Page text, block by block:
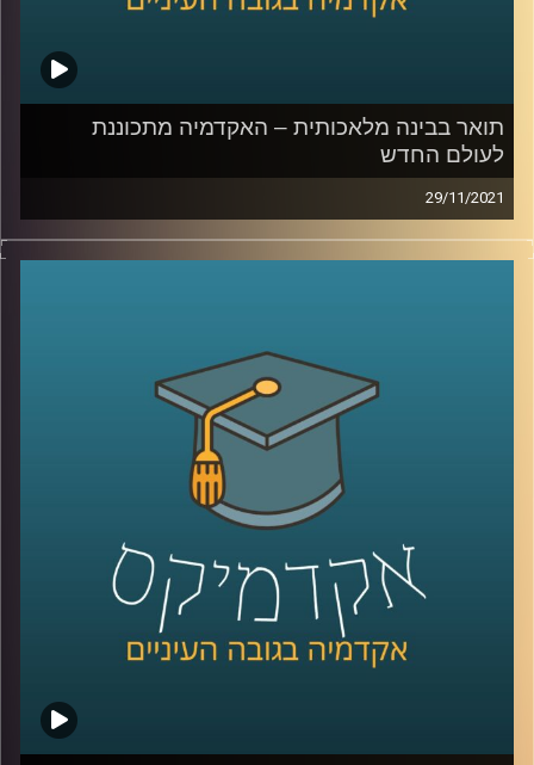
קרדיט תמונות: AudioVersity
תואר בבינה מלאכותית – האקדמיה מתכוננת
לעולם החדש
29/11/2021
לאחרונה נפתחה באוניברסיטת רייכמן האפשרות ללמוד תואר
שני שעוסק במדעי הנתונים ולמידה חישובית (נקרא לעיתים גם
בפרק זה התארח פרופ' אריאל (אריק) שמיר, הדיקן היוצא של
בית הספר אפי ארזי למדעי המחשב. יחד שוחחנו, בגובה
העיינים, על מקצועות העולם החדש, בינתחומיות, שיתוף
פעולה בין סטודנטים ממקצועות שונים וכמובן, למידה
לשיחה עם פרופ' אריאל (אריק) שמיר בנושא "מי מפחד/ת
ממדעי המחשב" –
לחצו כאן
לשיחה עם פרופ' אריאל (אריק) שמיר בנושא "DIY הדור הבא"